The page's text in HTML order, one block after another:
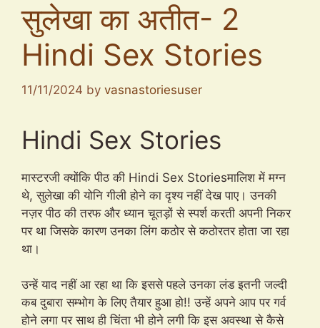
सुलेखा का अतीत- 2
Hindi Sex Stories
11/11/2024 by vasnastoriesuser
Hindi Sex Stories
मास्टरजी क्योंकि पीठ की Hindi Sex Storiesमालिश में मग्न
थे, सुलेखा की योनि गीली होने का दृश्य नहीं देख पाए। उनकी
नज़र पीठ की तरफ और ध्यान चूतड़ों से स्पर्श करती अपनी निकर
पर था जिसके कारण उनका लिंग कठोर से कठोरतर होता जा रहा
था।
उन्हें याद नहीं आ रहा था कि इससे पहले उनका लंड इतनी जल्दी
कब दुबारा सम्भोग के लिए तैयार हुआ हो!! उन्हें अपने आप पर गर्व
होने लगा पर साथ ही चिंता भी होने लगी कि इस अवस्था से कैसे